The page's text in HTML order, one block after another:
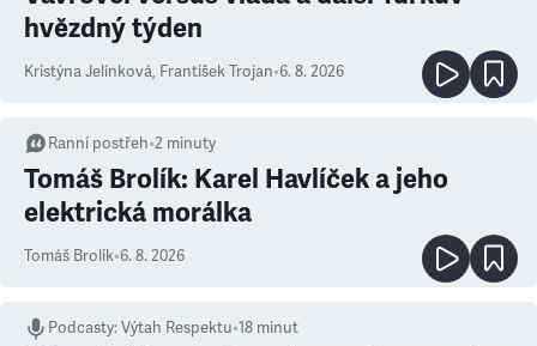
hvězdný týden
Kristýna Jelínková, František Trojan•6. 8. 2026
Ranní postřeh•2 minuty
Tomáš Brolík: Karel Havlíček a jeho
elektrická morálka
Tomáš Brolík•6. 8. 2026
Podcasty:Výtah Respektu•18 minut